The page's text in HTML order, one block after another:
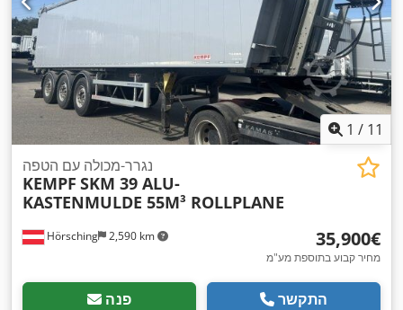
1 / 11
Hörsching 2,590 km
נגרר-מכולה עם הטפה
KEMPF SKM 39 ALU-
KASTENMULDE 55M³ ROLLPLANE
‏35,900 ‏€
מחיר קבוע בתוספת מע"מ
פנה התקשר